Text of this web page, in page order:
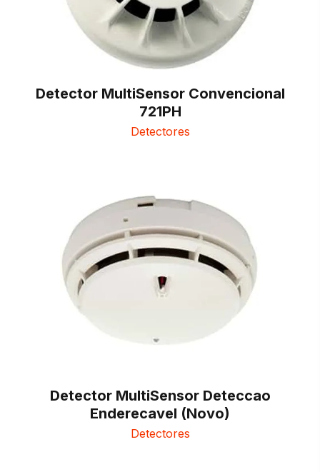
Detector MultiSensor Convencional
721PH
Detectores
Detector MultiSensor Deteccao
Enderecavel (Novo)
Detectores